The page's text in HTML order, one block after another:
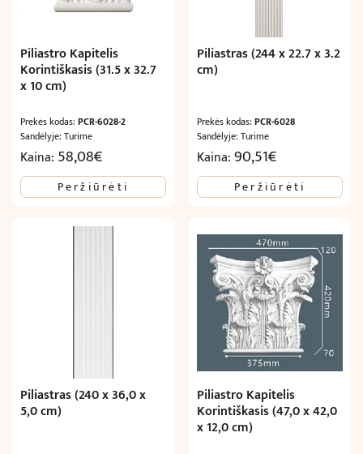
Piliastro Kapitelis
Korintiškasis (31.5 x 32.7
x 10 cm)
Prekės kodas: PCR-6028-2
Sandėlyje: Turime
Kaina: 58,08€
Peržiūrėti
Piliastras (244 x 22.7 x 3.2
cm)
Prekės kodas:PCR-6028
Sandėlyje: Turime
Kaina:90,51€
Peržiūrėti
Piliastras (240 x 36,0 x
5,0 cm)
Piliastro Kapitelis
Korintiškasis (47,0 x 42,0
x 12,0 cm)